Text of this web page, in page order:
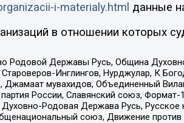
i-materialy.html данные
в отношении которых
Родовой Державы Русь, Община
Инглингов, Нурджулар, К
мувахидов, Объединенный
России, Славянский союз,
Родовая Держава Русь,
союз, Движение